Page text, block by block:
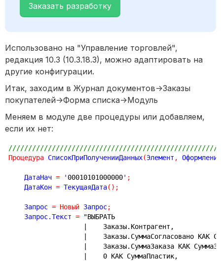
Заказать разработку
Использовано на "Управление торговлей",
редакция 10.3 (10.3.18.3), можно адаптировать на
другие конфигурации.
Итак, заходим в Журнал документов->Заказы
покупателей->Форма списка->Модуль
Меняем в модуле две процедуры или добавляем,
если их нет:
Процедура СписокПриПолученииДанных(Элемент ,
ДатаНач = ' 00010101000000' ;
ДатаКон = ТекущаяДата( ) ;
Запрос = Новый Запрос;
Запрос.Текст =
"ВЫБРАТЬ
|    Заказы.Контрагент,
|    Заказы.СуммаСогласовано КАК
|    Заказы.СуммаЗаказа КАК
|    0 КАК СуммаПластик,